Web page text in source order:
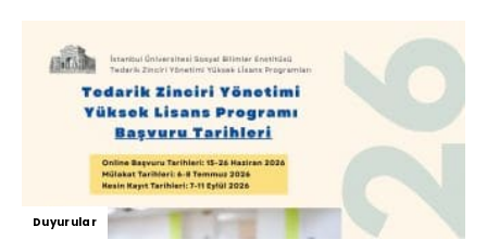
Duyurular